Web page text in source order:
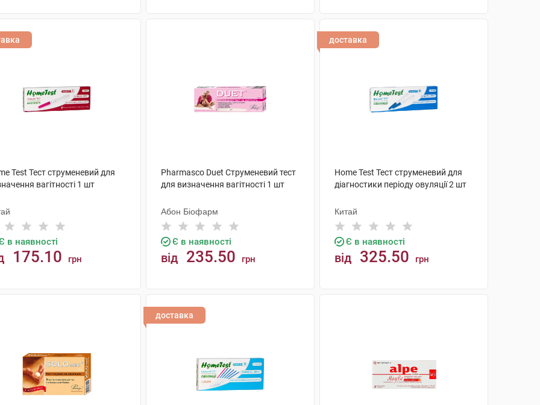
Test Тест струменевий для
вагітності 1 шт
в наявності
175.10 грн
Pharmasco Duet Струменевий тест
для визначення вагітності 1 шт
Абон Біофарм
Є в наявності
від 235.50 грн
доставка
Home Test Тест струменевий для
діагностики періоду овуляції 2 шт
Китай
Є в наявності
від 325.50 грн
доставка